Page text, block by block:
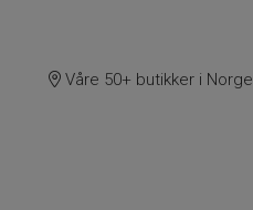
Våre 50+ butikker i Norge